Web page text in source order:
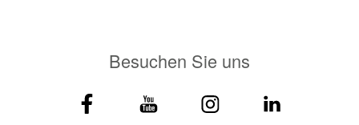
Besuchen Sie uns